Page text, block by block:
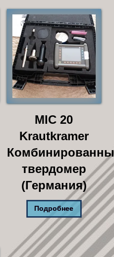
MIC 20
Krautkramer
твердомер
(Германия)
Подробнее